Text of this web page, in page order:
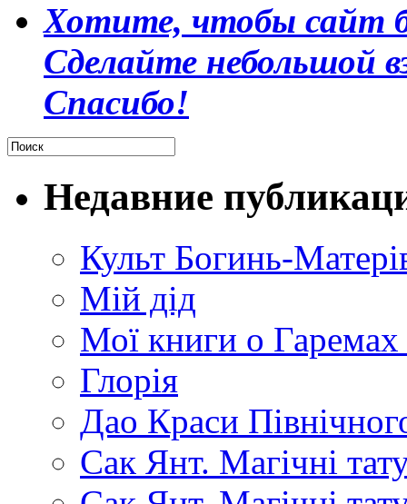
Хотите, чтобы сайт
Сделайте небольшой
Спасибо!
Недавние
Культ Богинь-
Мій дід
Мої книги о
Глорія
Дао Краси
Сак Янт. Магічні